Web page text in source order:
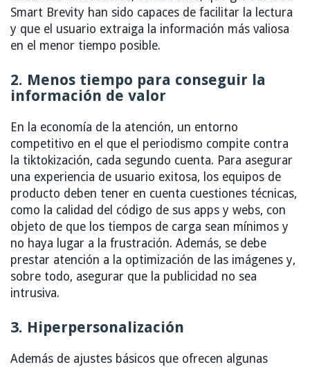
Smart Brevity han sido capaces de facilitar la lectura
y que el usuario extraiga la información más valiosa
en el menor tiempo posible.
2. Menos tiempo para conseguir la
información de valor
En la economía de la atención, un entorno
competitivo en el que el periodismo compite contra
la tiktokización, cada segundo cuenta. Para asegurar
una experiencia de usuario exitosa, los equipos de
producto deben tener en cuenta cuestiones técnicas,
como la calidad del código de sus apps y webs, con
objeto de que los tiempos de carga sean mínimos y
no haya lugar a la frustración. Además, se debe
prestar atención a la optimización de las imágenes y,
sobre todo, asegurar que la publicidad no sea
intrusiva.
3. Hiperpersonalización
Además de ajustes básicos que ofrecen algunas